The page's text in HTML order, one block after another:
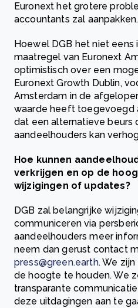
Euronext het grotere
accountants zal aanpakken.
Hoewel DGB het niet eens
maatregel van Euronext
optimistisch over een
Euronext Growth Dublin,
Amsterdam in de
waarde heeft toegevoegd
dat een alternatieve beurs
aandeelhouders kan
Hoe kunnen
verkrijgen en op de
wijzigingen of updates?
DGB zal belangrijke
communiceren via
aandeelhouders meer
neem dan gerust contact
press@green.earth. We
de hoogte te houden. We
transparante
deze uitdagingen aan te